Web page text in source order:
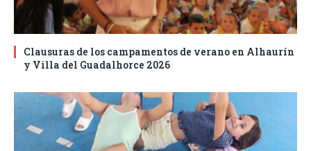
Clausuras de los campamentos de verano en Alhaurín
y Villa del Guadalhorce 2026